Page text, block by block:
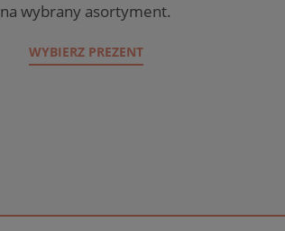
na wybrany asortyment.
WYBIERZ PREZENT